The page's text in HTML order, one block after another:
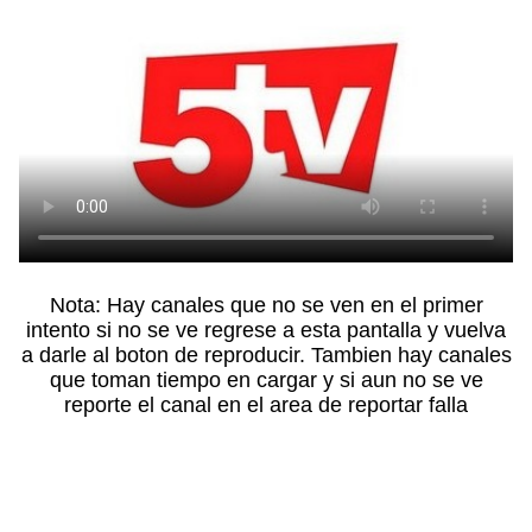
Nota: Hay canales que no se ven en el primer
intento si no se ve regrese a esta pantalla y vuelva
a darle al boton de reproducir. Tambien hay canales
que toman tiempo en cargar y si aun no se ve
reporte el canal en el area de reportar falla